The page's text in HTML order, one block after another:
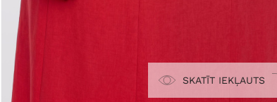
SKATĪT IEKĻAUTS